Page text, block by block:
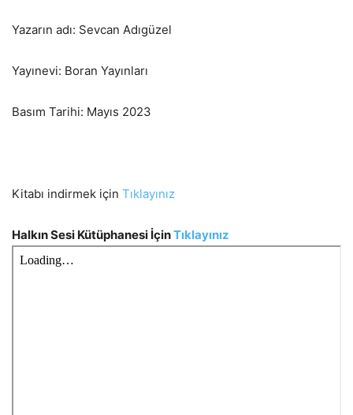
Yazarın adı: Sevcan Adıgüzel
Yayınevi: Boran Yayınları
Basım Tarihi: Mayıs 2023
Kitabı indirmek için Tıklayınız
Halkın Sesi Kütüphanesi İçinTıklayınız